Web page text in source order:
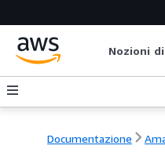
Nozioni di
Documentazione